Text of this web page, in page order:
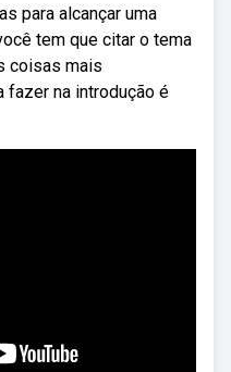
para alcançar uma
tem que citar o tema
coisas mais
fazer na introdução é